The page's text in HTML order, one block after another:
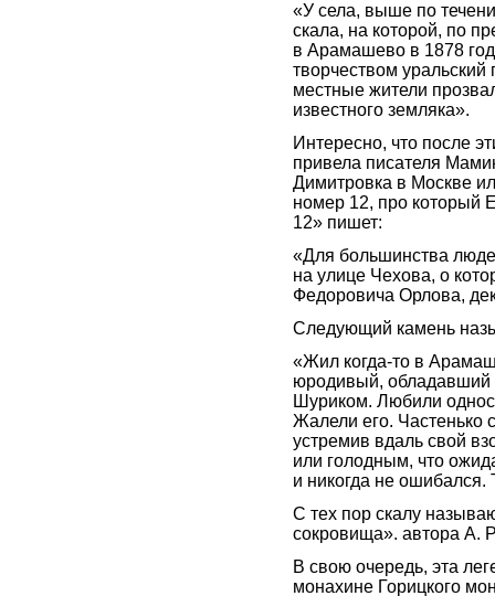
«У села, выше по
скала, на которой, по
в Арамашево в 1878
творчеством
местные жители
известного земляка».
Интересно, что после
привела писателя
Димитровка в Москве
номер 12, про который
12» пишет:
«Для большинства
на улице Чехова, о
Федоровича Орлова,
Следующий камень
«Жил когда-то в
юродивый, обладавший
Шуриком. Любили
Жалели его. Частенько
устремив вдаль свой
или голодным, что
и никогда не ошибался.
С тех пор скалу
сокровища». автора А.
В свою очередь, эта
монахине Горицкого